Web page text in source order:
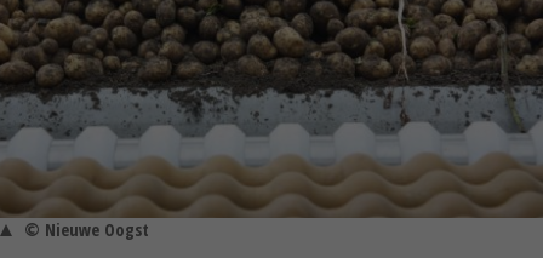
© Nieuwe Oogst